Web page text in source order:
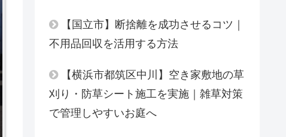
【国立市】断捨離を成功させるコツ｜
不用品回収を活用する方法
【横浜市都筑区中川】空き家敷地の草
刈り・防草シート施工を実施｜雑草対策
で管理しやすいお庭へ